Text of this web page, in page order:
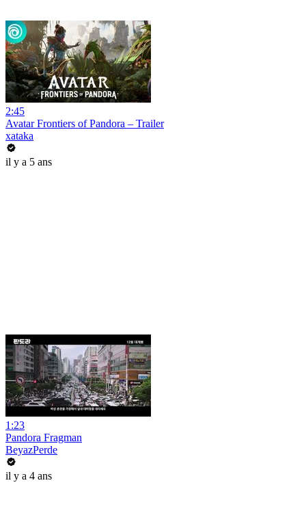
2:45
Avatar Frontiers of Pandora – Trailer
xataka
il y a 5 ans
1:23
Pandora Fragman
BeyazPerde
il y a 4 ans